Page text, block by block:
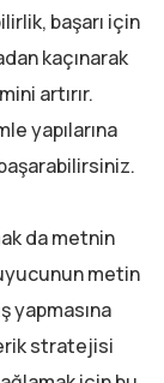
başarı için
kaçınarak
artırır.
yapılarına
da metnin
metin
yapmasına
stratejisi